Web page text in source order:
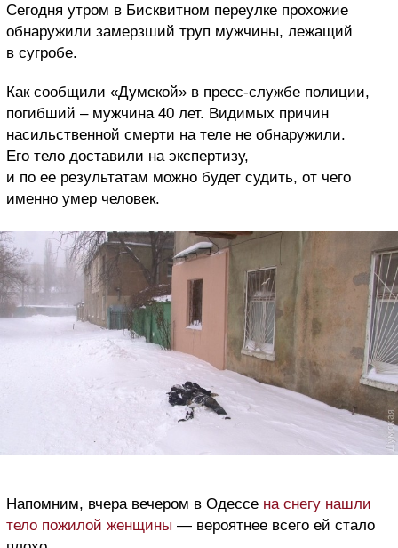
Сегодня утром в Бисквитном переулке прохожие
обнаружили замерзший труп мужчины, лежащий
в сугробе.
Как сообщили «Думской» в пресс-службе полиции,
погибший – мужчина 40 лет. Видимых причин
насильственной смерти на теле не обнаружили.
Его тело доставили на экспертизу,
и по ее результатам можно будет судить, от чего
именно умер человек.
Напомним, вчера вечером в Одессе на снегу нашли
тело пожилой женщины — вероятнее всего ей стало